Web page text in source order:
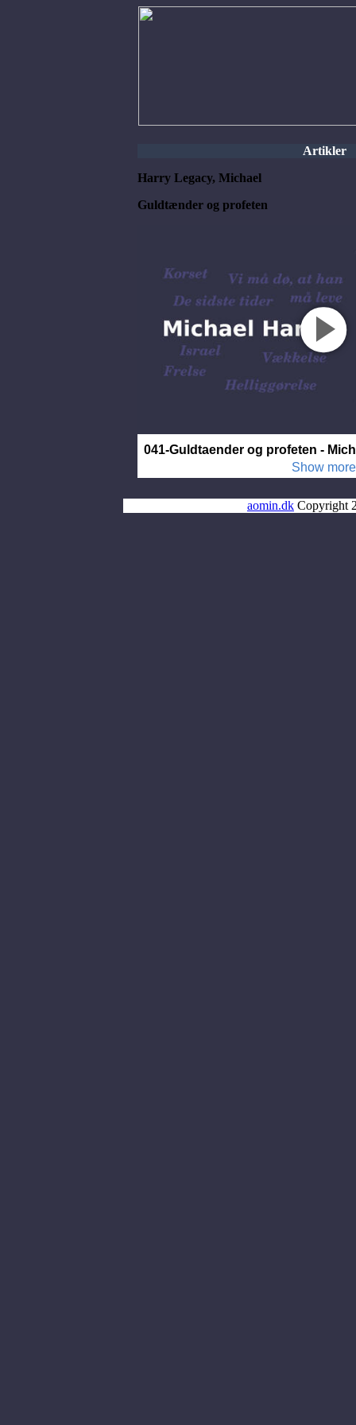
Artikler
Harry Legacy, Michael
Guldtænder og profeten
aomin.dk Copyright